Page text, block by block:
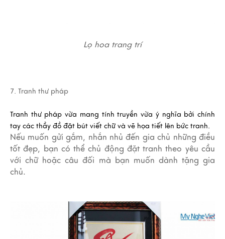
Lọ hoa trang trí
7. Tranh thư pháp
Tranh thư pháp vừa mang tính truyền vừa ý nghĩa bởi chính
tay các thầy đồ đặt bút viết chữ và vẽ họa tiết lên bức tranh.
Nếu muốn gửi gắm, nhắn nhủ đến gia chủ những điều
tốt đẹp, bạn có thể chủ động đặt tranh theo yêu cầu
với chữ hoặc câu đối mà bạn muốn dành tặng gia
chủ.